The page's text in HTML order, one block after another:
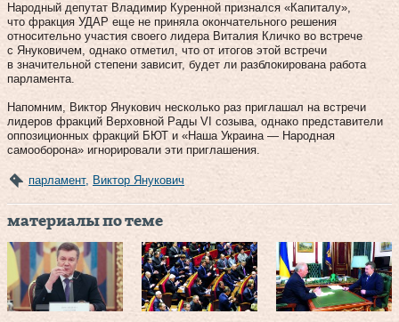
Народный депутат Владимир Куренной признался «Капиталу»,
что фракция УДАР еще не приняла окончательного решения
относительно участия своего лидера Виталия Кличко во встрече
с Януковичем, однако отметил, что от итогов этой встречи
в значительной степени зависит, будет ли разблокирована работа
парламента.
Напомним, Виктор Янукович несколько раз приглашал на встречи
лидеров фракций Верховной Рады VI созыва, однако представители
оппозиционных фракций БЮТ и «Наша Украина — Народная
самооборона» игнорировали эти приглашения.
парламент, Виктор Янукович
материалы по теме